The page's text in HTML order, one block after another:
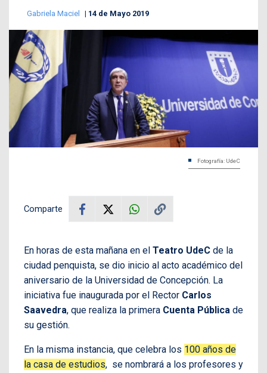
Gabriela Maciel 14 de Mayo 2019
Fotografía: UdeC
Comparte
En horas de esta mañana en el Teatro UdeC de la
ciudad penquista, se dio inicio al acto académico del
aniversario de la Universidad de Concepción. La
iniciativa fue inaugurada por el Rector Carlos
Saavedra, que realiza la primera Cuenta Pública de
su gestión.
En la misma instancia, que celebra los 100 años de
la casa de estudios, se nombrará a los profesores y